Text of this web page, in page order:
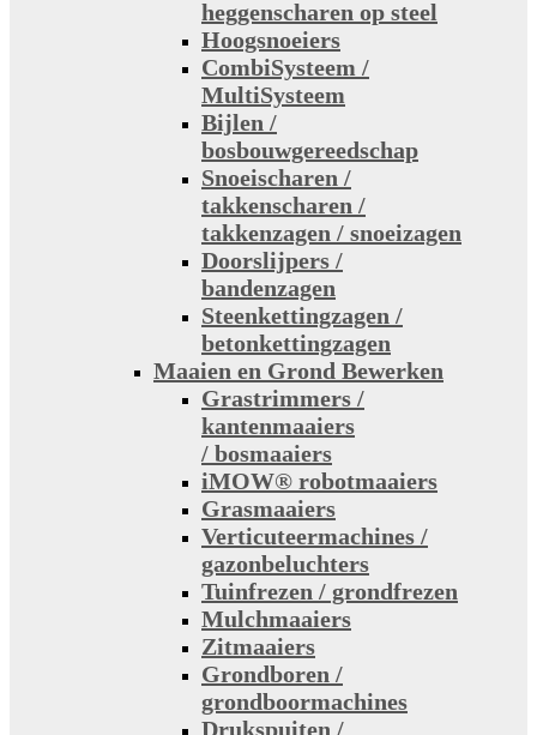
heggenscharen op steel
Hoogsnoeiers
CombiSysteem /
MultiSysteem
Bijlen /
bosbouwgereedschap
Snoeischaren /
takkenscharen /
takkenzagen / snoeizagen
Doorslijpers /
bandenzagen
Steenkettingzagen /
betonkettingzagen
Maaien en Grond Bewerken
Grastrimmers /
kantenmaaiers
/ bosmaaiers
iMOW® robotmaaiers
Grasmaaiers
Verticuteermachines /
gazonbeluchters
Tuinfrezen / grondfrezen
Mulchmaaiers
Zitmaaiers
Grondboren /
grondboormachines
Drukspuiten /